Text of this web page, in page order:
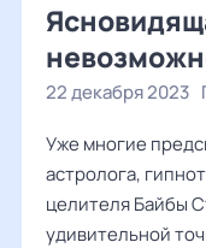
22 декабря 2023
Уже многие
астролога,
целителя Байбы
удивительной